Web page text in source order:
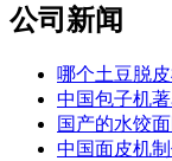
公司新闻
哪个土豆脱
中国包子机
国产的水饺
中国面皮机